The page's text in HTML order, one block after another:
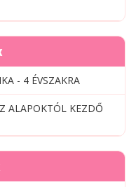
- 4 ÉVSZAKRA
ALAPOKTÓL KEZDŐ